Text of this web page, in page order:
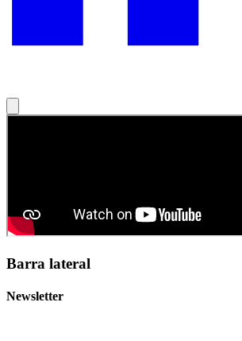
Barra lateral
Newsletter